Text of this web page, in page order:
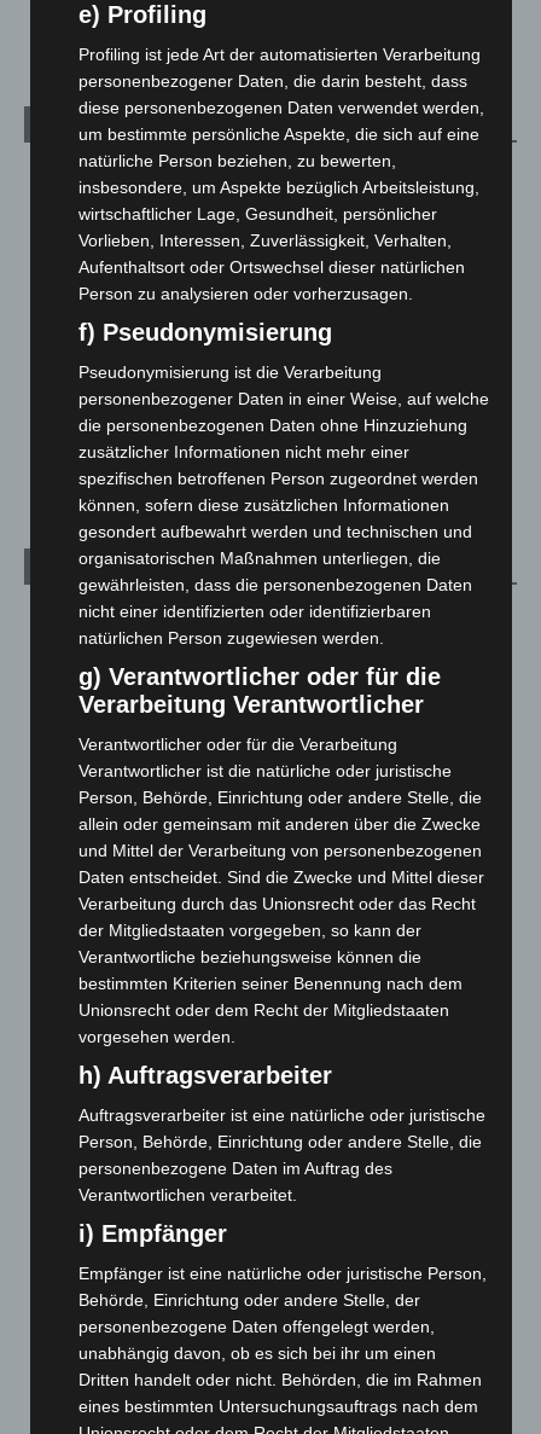
5. August 2026
Kategorien
Blaulicht
Corona-News
Hannover und Region
Langenhagen und Ortsteile
Leserbriefe
Über uns
Veranstaltungen
1.889
Archiv
August 2026(15)
Juni 2026 (139)
April 2026(99)
März 2026(115)
Februar 2026(109)
Januar 2026(122)
Dezember 2025(103)
November 2025(114)
Oktober 2025(112)
September 2025 (93)
August 2025
Juli 2025 (90)
Juni 2025(103)
Mai 2025(112)
April 2025(88)
März 2025(111)
Februar 2025(96)
Januar 2025(88)
Dezember 2024
(89)
November 2024(94)
Oktober 2024(93)
e) Profiling
Profiling ist jede Art der automatisierten Verarbeitung
personenbezogener Daten, die darin besteht, dass
diese personenbezogenen Daten verwendet werden,
um bestimmte persönliche Aspekte, die sich auf eine
natürliche Person beziehen, zu bewerten,
insbesondere, um Aspekte bezüglich Arbeitsleistung,
wirtschaftlicher Lage, Gesundheit, persönlicher
Vorlieben, Interessen, Zuverlässigkeit, Verhalten,
Aufenthaltsort oder Ortswechsel dieser natürlichen
Person zu analysieren oder vorherzusagen.
f) Pseudonymisierung
Pseudonymisierung ist die Verarbeitung
personenbezogener Daten in einer Weise, auf welche
die personenbezogenen Daten ohne Hinzuziehung
zusätzlicher Informationen nicht mehr einer
spezifischen betroffenen Person zugeordnet werden
können, sofern diese zusätzlichen Informationen
gesondert aufbewahrt werden und technischen und
organisatorischen Maßnahmen unterliegen, die
gewährleisten, dass die personenbezogenen Daten
nicht einer identifizierten oder identifizierbaren
natürlichen Person zugewiesen werden.
g) Verantwortlicher oder für die
Verarbeitung Verantwortlicher
Verantwortlicher oder für die Verarbeitung
Verantwortlicher ist die natürliche oder juristische
Person, Behörde, Einrichtung oder andere Stelle, die
allein oder gemeinsam mit anderen über die Zwecke
und Mittel der Verarbeitung von personenbezogenen
Daten entscheidet. Sind die Zwecke und Mittel dieser
Verarbeitung durch das Unionsrecht oder das Recht
der Mitgliedstaaten vorgegeben, so kann der
Verantwortliche beziehungsweise können die
bestimmten Kriterien seiner Benennung nach dem
Unionsrecht oder dem Recht der Mitgliedstaaten
vorgesehen werden.
h) Auftragsverarbeiter
Auftragsverarbeiter ist eine natürliche oder juristische
Person, Behörde, Einrichtung oder andere Stelle, die
personenbezogene Daten im Auftrag des
Verantwortlichen verarbeitet.
i) Empfänger
Empfänger ist eine natürliche oder juristische Person,
Behörde, Einrichtung oder andere Stelle, der
personenbezogene Daten offengelegt werden,
unabhängig davon, ob es sich bei ihr um einen
Dritten handelt oder nicht. Behörden, die im Rahmen
eines bestimmten Untersuchungsauftrags nach dem